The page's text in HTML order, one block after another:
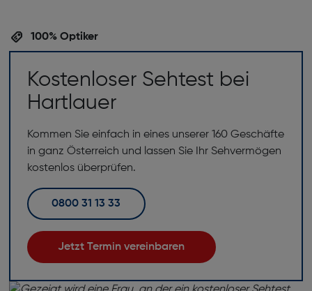
100% Optiker
Kostenloser Sehtest bei
Hartlauer
Kommen Sie einfach in eines unserer 160 Geschäfte
in ganz Österreich und lassen Sie Ihr Sehvermögen
kostenlos überprüfen.
0800 31 13 33
Jetzt Termin vereinbaren